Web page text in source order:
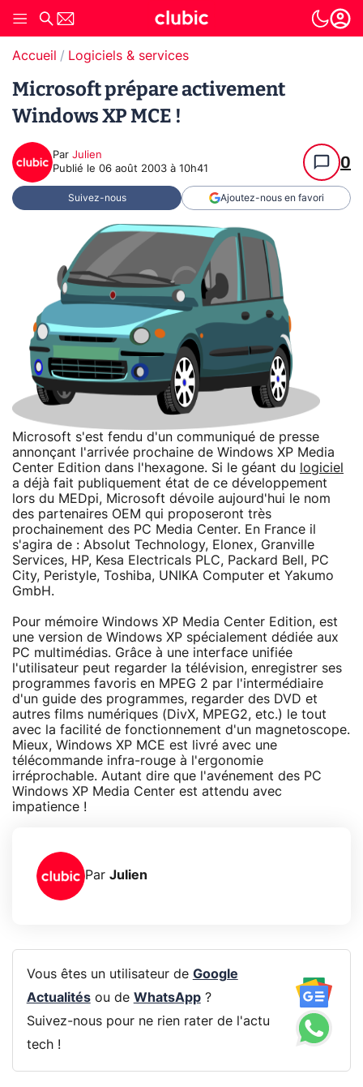
Accueil Logiciels & services
Microsoft prépare activement
Windows XP MCE !
Par Julien
Publié le 06 août 2003 à 10h41 0
Suivez-nous Ajoutez-nous en favori
Microsoft s'est fendu d'un communiqué de presse
annonçant l'arrivée prochaine de Windows XP Media
Center Edition dans l'hexagone. Si le géant du
logiciel
a déjà fait publiquement état de ce développement
lors du MEDpi, Microsoft dévoile aujourd'hui le nom
des partenaires OEM qui proposeront très
prochainement des PC Media Center. En France il
s'agira de : Absolut Technology, Elonex, Granville
Services, HP, Kesa Electricals PLC, Packard Bell, PC
City, Peristyle, Toshiba, UNIKA Computer et Yakumo
GmbH.
Pour mémoire Windows XP Media Center Edition, est
une version de Windows XP spécialement dédiée aux
PC multimédias. Grâce à une interface unifiée
l'utilisateur peut regarder la télévision, enregistrer ses
programmes favoris en MPEG 2 par l'intermédiaire
d'un guide des programmes, regarder des DVD et
autres films numériques (DivX, MPEG2, etc.) le tout
avec la facilité de fonctionnement d'un magnetoscope.
Mieux, Windows XP MCE est livré avec une
télécommande infra-rouge à l'ergonomie
irréprochable. Autant dire que l'avénement des PC
Windows XP Media Center est attendu avec
impatience !
Par Julien
Vous êtes un utilisateur de Google
Actualitésou de WhatsApp?
Suivez-nous pour ne rien rater de l'actu
tech !